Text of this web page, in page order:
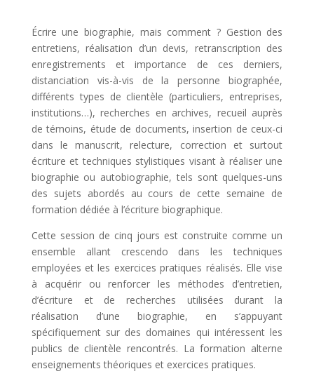
Écrire une biographie, mais comment ? Gestion des
entretiens, réalisation d’un devis, retranscription des
enregistrements et importance de ces derniers,
distanciation vis-à-vis de la personne biographée,
différents types de clientèle (particuliers, entreprises,
institutions…), recherches en archives, recueil auprès
de témoins, étude de documents, insertion de ceux-ci
dans le manuscrit, relecture, correction et surtout
écriture et techniques stylistiques visant à réaliser une
biographie ou autobiographie, tels sont quelques-uns
des sujets abordés au cours de cette semaine de
formation dédiée à l’écriture biographique.
Cette session de cinq jours est construite comme un
ensemble allant crescendo dans les techniques
employées et les exercices pratiques réalisés. Elle vise
à acquérir ou renforcer les méthodes d’entretien,
d’écriture et de recherches utilisées durant la
réalisation d’une biographie, en s’appuyant
spécifiquement sur des domaines qui intéressent les
publics de clientèle rencontrés. La formation alterne
enseignements théoriques et exercices pratiques.